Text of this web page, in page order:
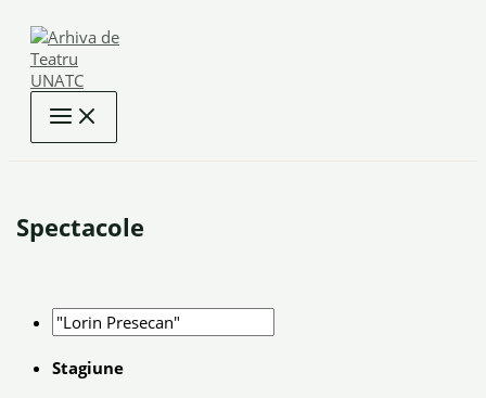
content
Spectacole
Stagiune